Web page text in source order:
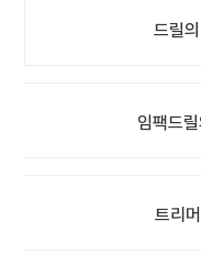
드릴
임팩드
트리